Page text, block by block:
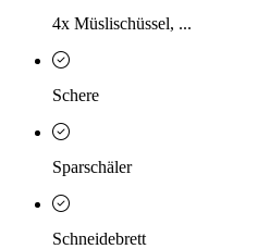
4x Müslischüssel, ...
Schere
Sparschäler
Schneidebrett